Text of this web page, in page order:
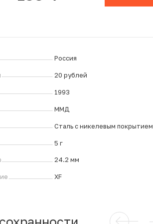
Россия
20 рублей
1993
ММД
Сталь с никелевым покрытием
5 г
24.2 мм
XF